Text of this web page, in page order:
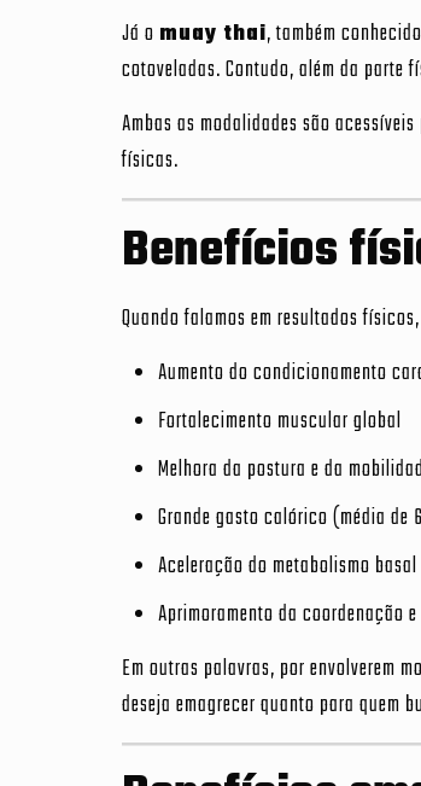
Já o muay thai, também
cotoveladas. Contudo, além da parte
Ambas as modalidades são
físicas.
Benefícios
Quando falamos em resultados físicos,
Aumento do condicionamento
Fortalecimento muscular global
Melhora da postura e da
Grande gasto calórico (média
Aceleração do metabolismo basal
Aprimoramento da coordenação
Em outras palavras, por envolverem
deseja emagrecer quanto para quem